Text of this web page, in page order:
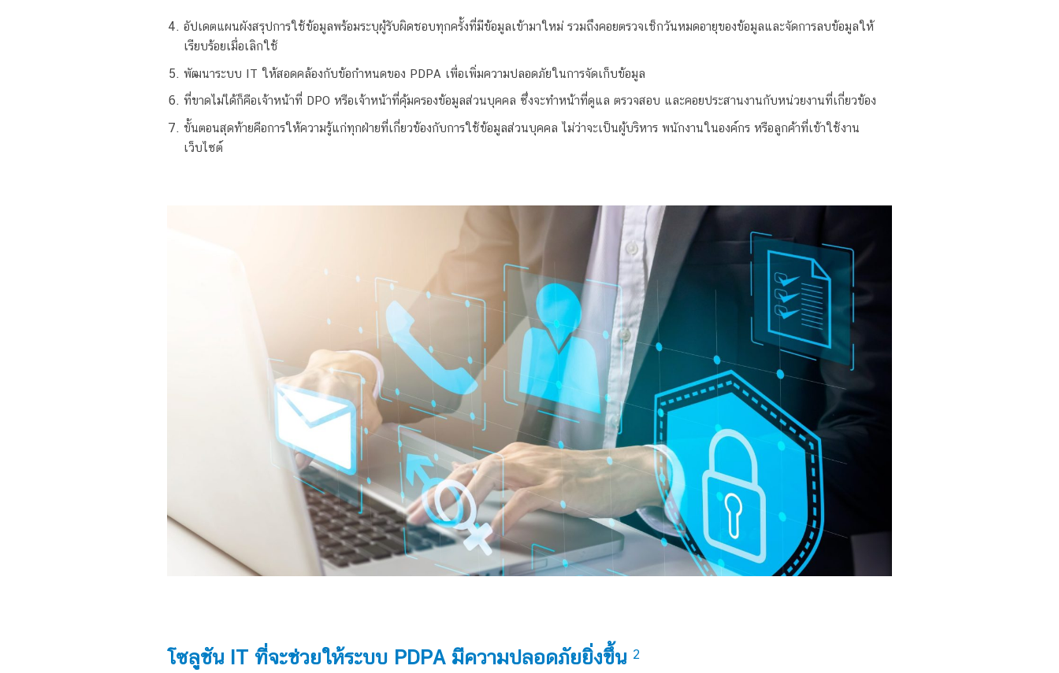
อัปเดตแผนผังสรุปการใช้ข้อมูลพร้อมระบุผู้รับผิดชอบทุกครั้งที่มีข้อมูลเข้ามาใหม่ รวมถึงคอยตรวจเช็กวันหมดอายุของข้อมูลและจัดการลบข้อมูลให้
เรียบร้อยเมื่อเลิกใช้
พัฒนาระบบ IT ให้สอดคล้องกับข้อกำหนดของ PDPA เพื่อเพิ่มความปลอดภัยในการจัดเก็บข้อมูล
ที่ขาดไม่ได้ก็คือเจ้าหน้าที่ DPO หรือเจ้าหน้าที่คุ้มครองข้อมูลส่วนบุคคล ซึ่งจะทำหน้าที่ดูแล ตรวจสอบ และคอยประสานงานกับหน่วยงานที่เกี่ยวข้อง
ขั้นตอนสุดท้ายคือการให้ความรู้แก่ทุกฝ่ายที่เกี่ยวข้องกับการใช้ข้อมูลส่วนบุคคล ไม่ว่าจะเป็นผู้บริหาร พนักงานในองค์กร หรือลูกค้าที่เข้าใช้งาน
เว็บไซต์
โซลูชัน IT ที่จะช่วยให้ระบบ PDPAมีความปลอดภัยยิ่งขึ้น 2